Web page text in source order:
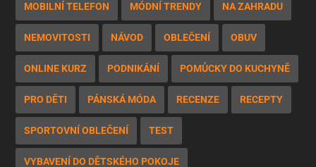
MOBILNÍ TELEFON MÓDNÍ TRENDY NA ZAHRADU
NEMOVITOSTI NÁVOD OBLEČENÍ OBUV
ONLINE KURZ PODNIKÁNÍ POMŮCKY DO KUCHYNĚ
PRO DĚTI PÁNSKÁ MÓDA RECENZE RECEPTY
SPORTOVNÍ OBLEČENÍ TEST
VYBAVENÍ DO DĚTSKÉHO POKOJE